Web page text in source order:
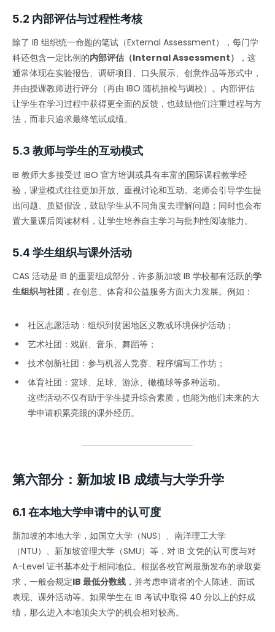
5.2 内部评估与过程性考核
除了 IB 组织统一命题的笔试（External Assessment），每门学
科还包含一定比例的内部评估（Internal Assessment）
，这
通常体现在实验报告、调研项目、口头展示、创意作品等形式中，
并由授课教师进行评分（再由 IBO 随机抽检与调校）。内部评估
让学生在学习过程中获得更全面的反馈，也鼓励他们注重过程与方
法，而非只追求最终笔试成绩。
5.3 教师与学生的互动模式
IB 教师大多接受过 IBO 官方培训或具有丰富的国际课程教学经
验，课堂模式往往更加开放、重视讨论和互动。老师会引导学生提
出问题、质疑假设，鼓励学生从不同角度去理解问题；同时也会布
置大量课后阅读材料，让学生培养自主学习与批判性阅读能力。
5.4 学生组织与课外活动
CAS 活动是 IB 的重要组成部分，许多新加坡 IB 学校都有活跃的学
生组织与社团 ，在创意、体育和公益服务方面大力发展。例如：
社区志愿活动：组织到贫困地区义教或环境保护活动；
艺术社团：戏剧、音乐、舞蹈等；
技术创新社团：参与机器人竞赛、程序编写工作坊；
体育社团：篮球、足球、游泳、橄榄球等多种运动。
这些活动不仅有助于学生提升综合素质，也能为他们未来的大
学申请积累亮眼的课外经历。
第六部分：新加坡 IB 成绩与大学升学
6.1 在本地大学申请中的认可度
新加坡的本地大学，如国立大学（NUS）、南洋理工大学
（NTU）、新加坡管理大学（SMU）等，对 IB 文凭的认可度与对
A-Level 证书基本处于相同地位。根据各校官网最新发布的录取要
求，一般会规定IB 最低分数线 ，并考虑申请者的个人陈述、面试
表现、课外活动等。如果学生在 IB 考试中取得 40 分以上的好成
绩，那么进入本地顶尖大学的机会相对较高。